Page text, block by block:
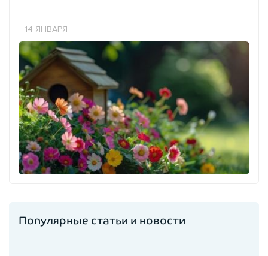
14 ЯНВАРЯ
Популярные статьи и новости